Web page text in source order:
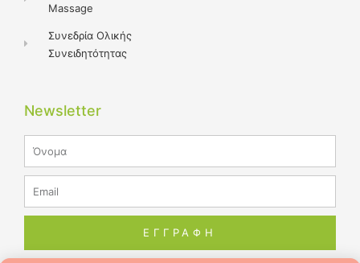
Massage
Συνεδρία Ολικής
Συνειδητότητας
Newsletter
ΕΓΓΡΑΦΗ